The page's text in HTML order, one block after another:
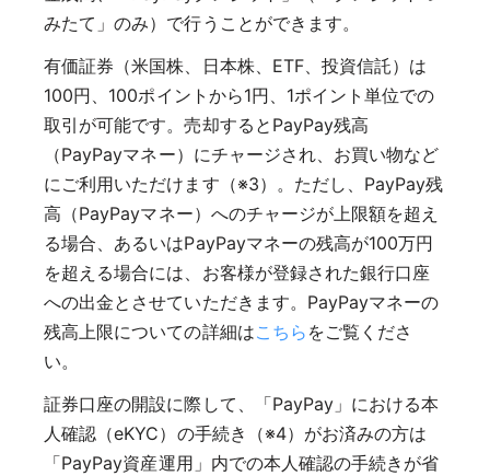
みたて」のみ）で行うことができます。
有価証券（米国株、日本株、ETF、投資信託）は
100円、100ポイントから1円、1ポイント単位での
取引が可能です。売却するとPayPay残高
（PayPayマネー）にチャージされ、お買い物など
にご利用いただけます（※3）。ただし、PayPay残
高（PayPayマネー）へのチャージが上限額を超え
る場合、あるいはPayPayマネーの残高が100万円
を超える場合には、お客様が登録された銀行口座
への出金とさせていただきます。PayPayマネーの
残高上限についての詳細はこちら をご覧くださ
い。
証券口座の開設に際して、「PayPay」における本
人確認（eKYC）の手続き（※4）がお済みの方は
「PayPay資産運用」内での本人確認の手続きが省